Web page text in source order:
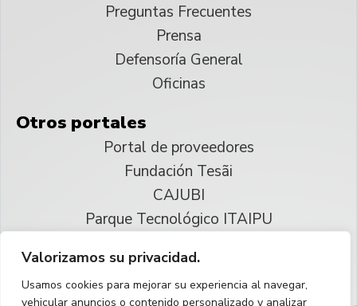
Valorizamos su privacidad.
Usamos cookies para mejorar su experiencia al navegar,
vehicular anuncios o contenido personalizado y analizar
Preguntas Frecuentes
Prensa
Defensoría General
Oficinas
Otros portales
Portal de proveedores
Fundación Tesãi
CAJUBI
Parque Tecnológico ITAIPU
Reservados todos los derechos